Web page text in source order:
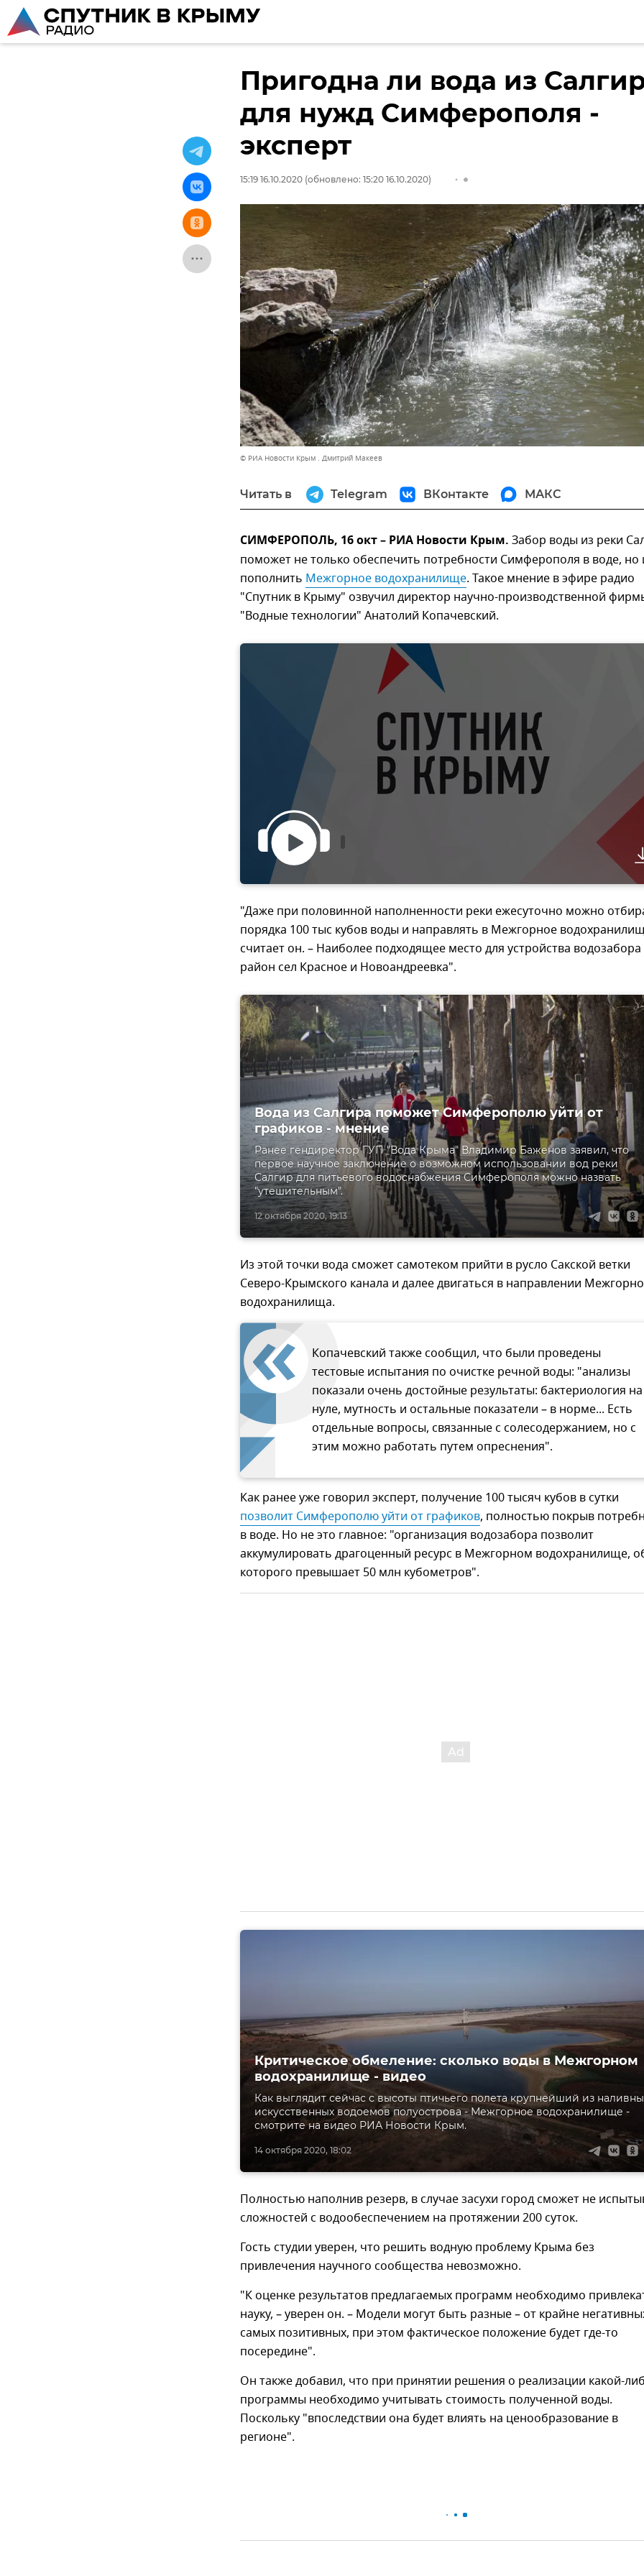
Пригодна ли вода из
для нужд Симферополя -
эксперт
15:19 16.10.2020 (обновлено: 15:20 16.10.2020)
© РИА Новости Крым . Дмитрий Макеев
Читать в Telegram ВКонтакте МАКС
СИМФЕРОПОЛЬ, 16 окт – РИА Новости Крым. Забор воды из реки
поможет не только обеспечить потребности Симферополя в воде, но
пополнить Межгорное водохранилище. Такое мнение в эфире радио
"Спутник в Крыму" озвучил директор научно-производственной
"Водные технологии" Анатолий Копачевский.
"Даже при половинной наполненности реки ежесуточно можно
порядка 100 тыс кубов воды и направлять в Межгорное
считает он. – Наиболее подходящее место для устройства водозабора
район сел Красное и Новоандреевка".
12 октября 2020, 19:13
Вода из Салгира поможет Симферополю уйти от
графиков - мнение
Ранее гендиректор ГУП "Вода Крыма" Владимир Баженов заявил, что
первое научное заключение о возможном использовании вод реки
Салгир для питьевого водоснабжения Симферополя можно назвать
"утешительным".
Из этой точки вода сможет самотеком прийти в русло Сакской ветки
Северо-Крымского канала и далее двигаться в направлении
водохранилища.
Копачевский также сообщил, что были проведены
тестовые испытания по очистке речной воды: "анализы
показали очень достойные результаты: бактериология на
нуле, мутность и остальные показатели – в норме... Есть
отдельные вопросы, связанные с солесодержанием, но с
этим можно работать путем опреснения".
Как ранее уже говорил эксперт, получение 100 тысяч кубов в сутки
позволит Симферополю уйти от графиков, полностью покрыв
в воде. Но не это главное: "организация водозабора позволит
аккумулировать драгоценный ресурс в Межгорном водохранилище,
которого превышает 50 млн кубометров".
14 октября 2020, 18:02
Критическое обмеление: сколько воды в Межгорном
водохранилище - видео
Как выглядит сейчас с высоты птичьего полета крупнейший из
искусственных водоемов полуострова - Межгорное водохранилище -
смотрите на видео РИА Новости Крым.
Полностью наполнив резерв, в случае засухи город сможет не
сложностей с водообеспечением на протяжении 200 суток.
Гость студии уверен, что решить водную проблему Крыма без
привлечения научного сообщества невозможно.
"К оценке результатов предлагаемых программ необходимо
науку, – уверен он. – Модели могут быть разные – от крайне
самых позитивных, при этом фактическое положение будет где-то
посередине".
Он также добавил, что при принятии решения о реализации какой-
программы необходимо учитывать стоимость полученной воды.
Поскольку "впоследствии она будет влиять на ценообразование в
регионе".